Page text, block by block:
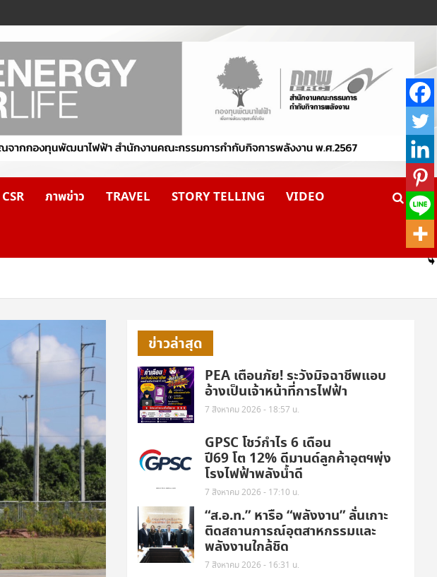
CSR ภาพข่าว TRAVEL STORY TELLING VIDEO
ข่าวล่าสุด
PEA เตือนภัย! ระวังมิจฉาชีพแอบ
อ้างเป็นเจ้าหน้าที่การไฟฟ้า
7 สิงหาคม 2026 - 18:57 น.
GPSC โชว์กำไร 6 เดือน
ปี69 โต 12% ดีมานด์ลูกค้าอุตฯพุ่ง
โรงไฟฟ้าพลังน้ำดี
7 สิงหาคม 2026 - 17:10 น.
“ส.อ.ท.” หารือ “พลังงาน” ลั่นเกาะ
ติดสถานการณ์อุตสาหกรรมและ
พลังงานใกล้ชิด
7 สิงหาคม 2026 - 16:31 น.